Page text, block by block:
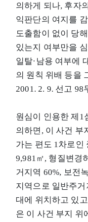
의하게 되나, 후자
익판단의 여지를
도출함이 없이 당
있는지 여부만을
일탈·남용 여부에
의 원칙 위배 등을
2001. 2. 9. 선고 98
원심이 인용한 제1
의하면, 이 사건 부
가는 편도 1차로인
9,981㎡, 형질변경
거지역 60%, 보전
지역으로 일반주
대에 위치하고 있
은 이 사건 부지 위